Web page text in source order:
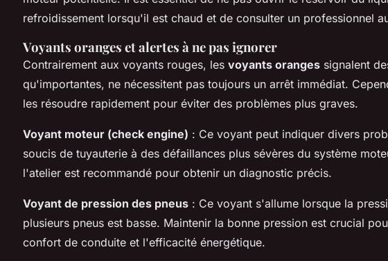
refroidissement lorsqu'il est chaud et de consulter un professionnel
Voyants oranges et alertes à ne pas ignorer
Contrairement aux voyants rouges, les voyants oranges signalent
qu'importantes, ne nécessitent pas toujours un arrêt immédiat.
les résoudre rapidement pour éviter des problèmes plus graves.
Voyant moteur (check engine) : Ce voyant peut indiquer divers
soucis de tuyauterie à des défaillances plus sévères du système
l'atelier est recommandé pour obtenir un diagnostic précis.
Voyant de pression des pneus : Ce voyant s'allume lorsque la
plusieurs pneus est basse. Maintenir la bonne pression est crucial
confort de conduite et l'efficacité énergétique.